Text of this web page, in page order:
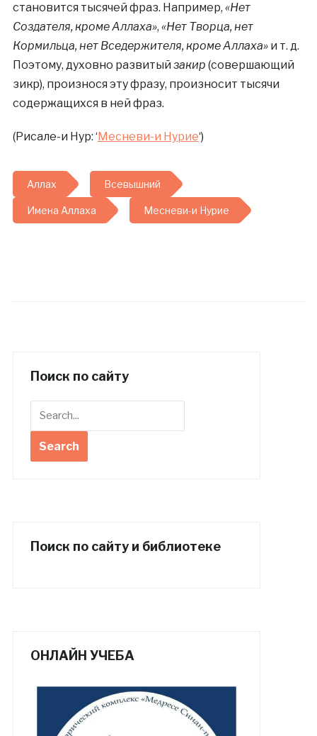
становится тысячей фраз. Например, «Нет
Создателя, кроме Аллаха», «Нет Творца, нет
Кормильца, нет Вседержителя, кроме Аллаха»и т. д.
Поэтому, духовно развитый закир (совершающий
зикр), произнося эту фразу, произносит тысячи
содержащихся в ней фраз.
(Рисале-и Нур: ‘Месневи-и Нурие‘)
Аллах Всевышний
Имена Аллаха Месневи-и Нурие
Поиск по сайту
Поиск по сайту и библиотеке
ОНЛАЙН УЧЕБА